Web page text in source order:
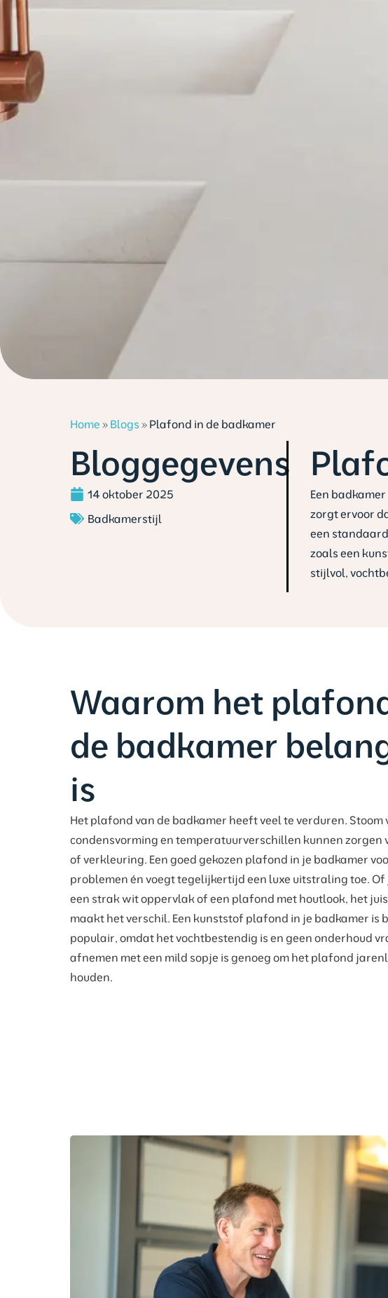
Home » Blogs » Plafond in de badkamer
Bloggegevens
14 oktober 2025
Badkamerstijl
Een
zorgt ervoor
een
zoals een
stijlvol,
Waarom het
de badkamer
is
Het plafond van de badkamer heeft veel te verduren. Stoom
condensvorming en temperatuurverschillen kunnen zorgen
of verkleuring. Een goed gekozen plafond in je badkamer
problemen én voegt tegelijkertijd een luxe uitstraling toe. Of
een strak wit oppervlak of een plafond met houtlook, het
maakt het verschil. Een kunststof plafond in je badkamer is
populair, omdat het vochtbestendig is en geen onderhoud
afnemen met een mild sopje is genoeg om het plafond
houden.